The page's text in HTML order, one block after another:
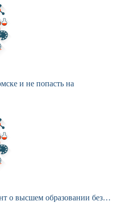
и не попасть на
о высшем образовании без…